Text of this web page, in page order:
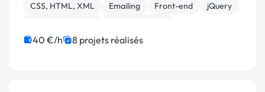
CSS, HTML, XML
Emailing Front-end
jQuery
Création de site internet
40 €/h 8 projets réalisés